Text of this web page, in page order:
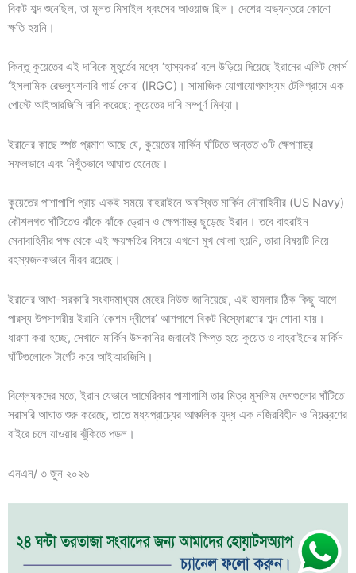
বিকট শব্দ শুনেছিল, তা মূলত মিসাইল ধ্বংসের আওয়াজ ছিল। দেশের অভ্যন্তরে কোনো
ক্ষতি হয়নি।
কিন্তু কুয়েতের এই দাবিকে মুহূর্তের মধ্যে ‘হাস্যকর’ বলে উড়িয়ে দিয়েছে ইরানের এলিট ফোর্স
‘ইসলামিক রেভল্যুশনারি গার্ড কোর’ (IRGC)। সামাজিক যোগাযোগমাধ্যম টেলিগ্রামে এক
পোস্টে আইআরজিসি দাবি করেছে: কুয়েতের দাবি সম্পূর্ণ মিথ্যা।
ইরানের কাছে স্পষ্ট প্রমাণ আছে যে, কুয়েতের মার্কিন ঘাঁটিতে অন্তত ৩টি ক্ষেপণাস্ত্র
সফলভাবে এবং নিখুঁতভাবে আঘাত হেনেছে।
কুয়েতের পাশাপাশি প্রায় একই সময়ে বাহরাইনে অবস্থিত মার্কিন নৌবাহিনীর (US Navy)
কৌশলগত ঘাঁটিতেও ঝাঁকে ঝাঁকে ড্রোন ও ক্ষেপণাস্ত্র ছুড়েছে ইরান। তবে বাহরাইন
সেনাবাহিনীর পক্ষ থেকে এই ক্ষয়ক্ষতির বিষয়ে এখনো মুখ খোলা হয়নি, তারা বিষয়টি নিয়ে
রহস্যজনকভাবে নীরব রয়েছে।
ইরানের আধা-সরকারি সংবাদমাধ্যম মেহের নিউজ জানিয়েছে, এই হামলার ঠিক কিছু আগে
পারস্য উপসাগরীয় ইরানি ‘কেশম দ্বীপের’ আশপাশে বিকট বিস্ফোরণের শব্দ শোনা যায়।
ধারণা করা হচ্ছে, সেখানে মার্কিন উসকানির জবাবেই ক্ষিপ্ত হয়ে কুয়েত ও বাহরাইনের মার্কিন
ঘাঁটিগুলোকে টার্গেট করে আইআরজিসি।
বিশ্লেষকদের মতে, ইরান যেভাবে আমেরিকার পাশাপাশি তার মিত্র মুসলিম দেশগুলোর ঘাঁটিতে
সরাসরি আঘাত শুরু করেছে, তাতে মধ্যপ্রাচ্যের আঞ্চলিক যুদ্ধ এক নজিরবিহীন ও নিয়ন্ত্রণের
বাইরে চলে যাওয়ার ঝুঁকিতে পড়ল।
এনএন/ ৩ জুন ২০২৬